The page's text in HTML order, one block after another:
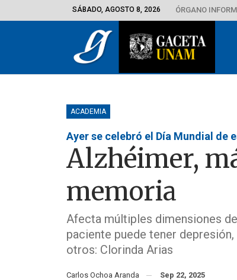
SÁBADO, AGOSTO 8, 2026 ÓRGANO
ACADEMIA
Ayer se celebró el Día Mundial de
Alzhéimer,
memoria
Afecta múltiples dimensiones
paciente puede tener
otros: Clorinda Arias
Carlos Ochoa Aranda Sep 22, 2025